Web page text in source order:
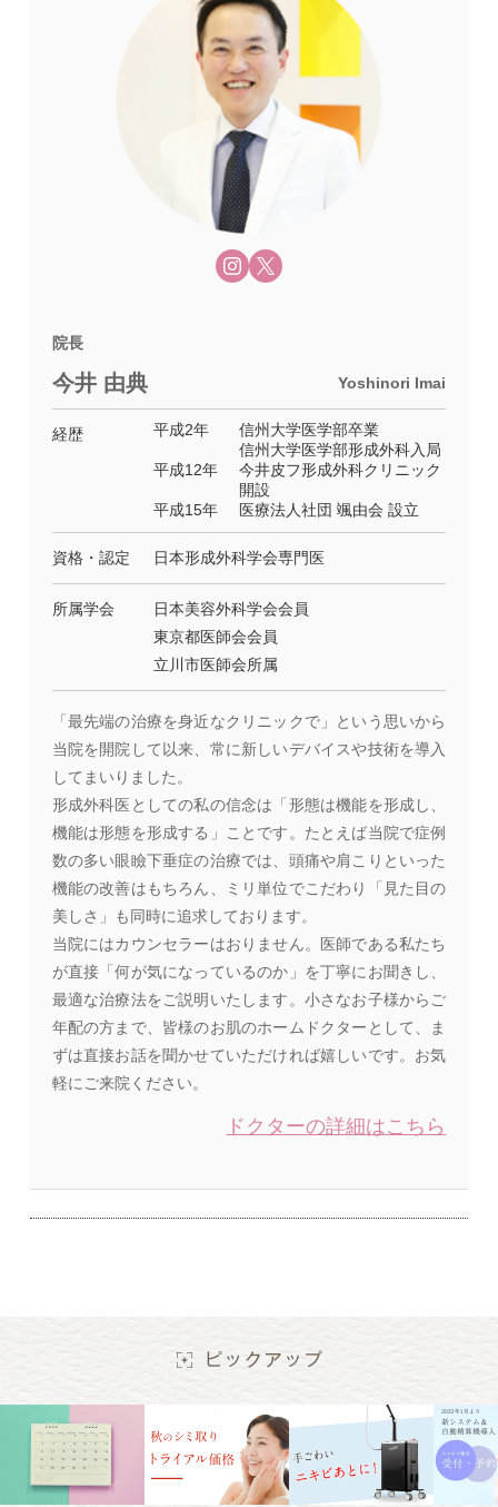
院長
今井 由典 Yoshinori Imai
経歴 平成2年
信州大学医学部卒業
信州大学医学部形成外科入局
平成12年
今井皮フ形成外科クリニック
開設
平成15年
医療法人社団 颯由会 設立
資格・認定 日本形成外科学会専門医
所属学会
日本美容外科学会会員
東京都医師会会員
立川市医師会所属
「最先端の治療を身近なクリニックで」という思いから
当院を開院して以来、常に新しいデバイスや技術を導入
してまいりました。
形成外科医としての私の信念は「形態は機能を形成し、
機能は形態を形成する」ことです。たとえば当院で症例
数の多い眼瞼下垂症の治療では、頭痛や肩こりといった
機能の改善はもちろん、ミリ単位でこだわり「見た目の
美しさ」も同時に追求しております。
当院にはカウンセラーはおりません。医師である私たち
が直接「何が気になっているのか」を丁寧にお聞きし、
最適な治療法をご説明いたします。小さなお子様からご
年配の方まで、皆様のお肌のホームドクターとして、ま
ずは直接お話を聞かせていただければ嬉しいです。お気
軽にご来院ください。
ドクターの詳細はこちら